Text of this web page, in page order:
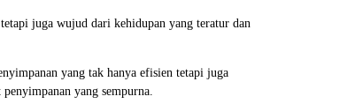
juga wujud dari kehidupan yang teratur dan
yang tak hanya efisien tetapi juga
yang sempurna.